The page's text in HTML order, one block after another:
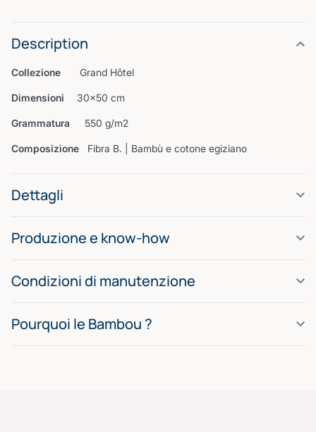
Description
Collezione Grand Hôtel
Dimensioni 30×50 cm
Grammatura 550 g/m2
Composizione Fibra B. | Bambù e cotone egiziano
Dettagli
Produzione e know-how
Condizioni di manutenzione
Pourquoi le Bambou ?